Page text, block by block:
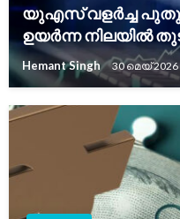
യുഎസ് വളർച്ച പുതുക്കി
ഉയർന്ന നിലയിൽ
Hemant Singh 30 മെയ്‌ 2026